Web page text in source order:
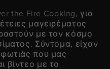
the Fire Cooking, για
μαγειρέματος
με τον κόσμο
Σύντομα, είχαν
που μας
βίντεο με το